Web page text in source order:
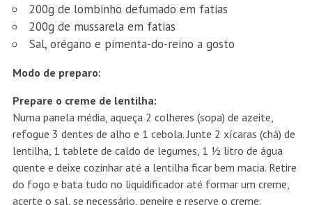
200g de lombinho defumado em fatias
200g de mussarela em fatias
Sal, orégano e pimenta-do-reino a gosto
Modo de preparo:
Prepare o creme de lentilha:
Numa panela média, aqueça 2 colheres (sopa) de azeite,
refogue 3 dentes de alho e 1 cebola. Junte 2 xícaras (chá) de
lentilha, 1 tablete de caldo de legumes, 1 ½ litro de água
quente e deixe cozinhar até a lentilha ficar bem macia. Retire
do fogo e bata tudo no liquidificador até formar um creme,
acerte o sal, se necessário, peneire e reserve o creme.